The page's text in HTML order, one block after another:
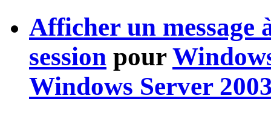
Afficher un message
session pour
Windows Server